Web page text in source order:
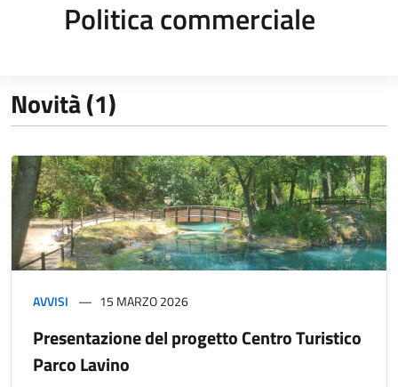
Politica commerciale
Novità (1)
AVVISI 15 MARZO 2026
Presentazione del progetto Centro Turistico
Parco Lavino